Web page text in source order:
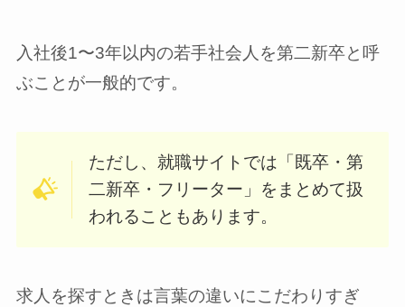
入社後1〜3年以内の若手社会人を第二新卒と呼
ぶことが一般的です。
ただし、就職サイトでは「既卒・第
二新卒・フリーター」をまとめて扱
われることもあります。
求人を探すときは言葉の違いにこだわりすぎ